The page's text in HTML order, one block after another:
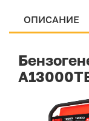
ОПИСАНИЕ